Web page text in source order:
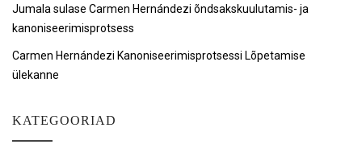
Jumala sulase Carmen Hernándezi õndsakskuulutamis- ja
kanoniseerimisprotsess
Carmen Hernándezi Kanoniseerimisprotsessi Lõpetamise
ülekanne
KATEGOORIAD